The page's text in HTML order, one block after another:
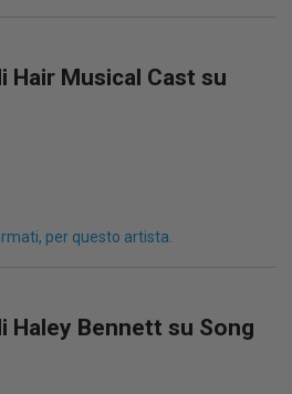
Hair Musical Cast su
per questo artista.
Haley Bennett su Song